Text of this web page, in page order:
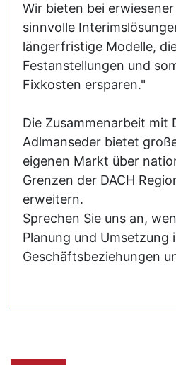
Wir bieten bei
sinnvolle
längerfristige Modelle,
Festanstellungen und
Fixkosten ersparen."
Die Zusammenarbeit mit
Adlmanseder bietet
eigenen Markt über
Grenzen der DACH
erweitern.
Sprechen Sie uns an,
Planung und Umsetzung
Geschäftsbeziehungen